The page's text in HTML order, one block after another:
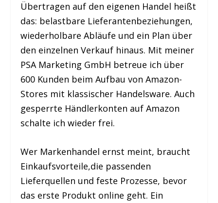
Übertragen auf den eigenen Handel heißt
das: belastbare Lieferantenbeziehungen,
wiederholbare Abläufe und ein Plan über
den einzelnen Verkauf hinaus. Mit meiner
PSA Marketing GmbH betreue ich über
600 Kunden beim Aufbau von Amazon-
Stores mit klassischer Handelsware. Auch
gesperrte Händlerkonten auf Amazon
schalte ich wieder frei.
Wer Markenhandel ernst meint, braucht
Einkaufsvorteile,die passenden
Lieferquellen und feste Prozesse, bevor
das erste Produkt online geht. Ein